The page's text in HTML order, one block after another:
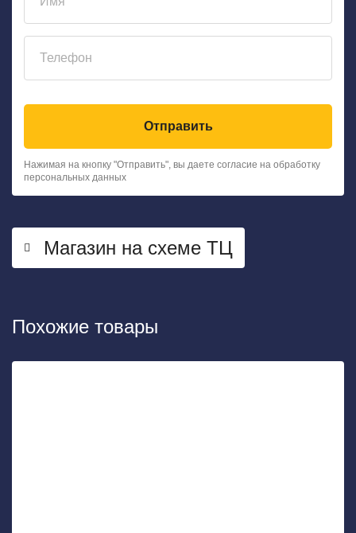
Отправить
Нажимая на кнопку "Отправить", вы даете согласие на обработку
персональных данных
Магазин на схеме ТЦ
Похожие товары